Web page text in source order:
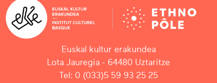
Euskal kultur erakundea
Lota Jauregia - 64480 Uztaritze
Tel: 0 (033)5 59 93 25 25